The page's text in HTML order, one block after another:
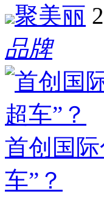
聚美丽
品牌
首创国
车”？